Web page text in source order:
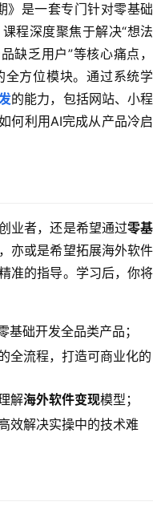
》是一套专门针对零基础
程深度聚焦于解决“想法
缺乏用户”等核心痛点，
方位模块。通过系统学
的能力，包括网站、小程
何利用AI完成从产品冷启
业者，还是希望通过零基
亦或是希望拓展海外软件
准的指导。学习后，你将
础开发全品类产品；
全流程，打造可商业化的
解海外软件变现模型；
效解决实操中的技术难